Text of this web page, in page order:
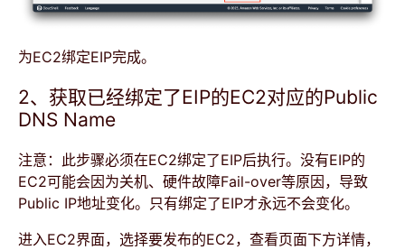
为EC2绑定EIP完成。
2、获取已经绑定了EIP的EC2对应的Public
DNS Name
注意：此步骤必须在EC2绑定了EIP后执行。没有EIP的
EC2可能会因为关机、硬件故障Fail-over等原因，导致
Public IP地址变化。只有绑定了EIP才永远不会变化。
进入EC2界面，选择要发布的EC2，查看页面下方详情，